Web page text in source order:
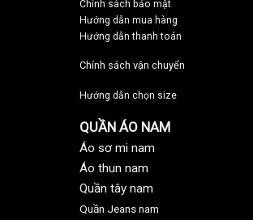
Chính sách bảo mật
Hướng dẫn mua hàng
Hướng dẫn thanh toán
Chính sách vận chuyển
Hướng dẫn chọn size
QUẦN ÁO NAM
Áo sơ mi nam
Áo thun nam
Quần tây nam
Quần Jeans nam